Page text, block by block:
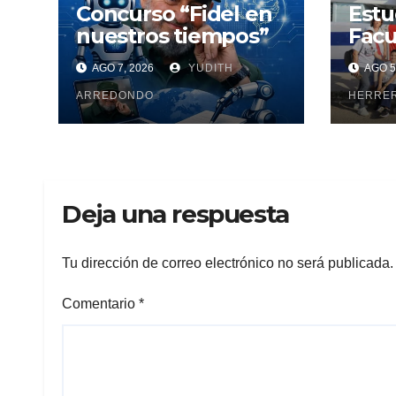
Concurso “Fidel en
nuestros tiempos”
AGO 7, 2026 YUDITH
ARREDONDO
AGO
Deja una respuesta
Tu dirección de correo electrónico no será publicada.
Comentario *